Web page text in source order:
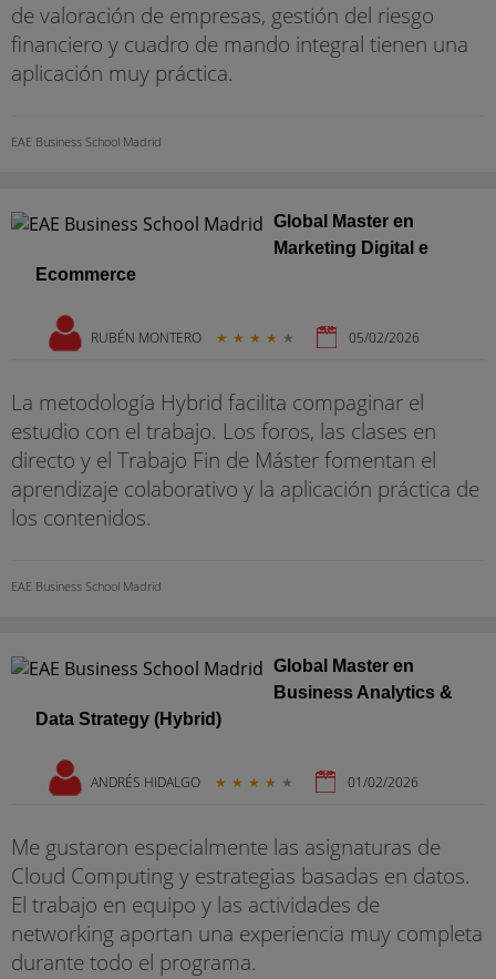
de valoración de empresas, gestión del riesgo
financiero y cuadro de mando integral tienen una
aplicación muy práctica.
EAE Business School Madrid
Global Master en
Marketing Digital e
Ecommerce
RUBÉN MONTERO ★ ★ ★ ★ ★ 05/02/2026
La metodología Hybrid facilita compaginar el
estudio con el trabajo. Los foros, las clases en
directo y el Trabajo Fin de Máster fomentan el
aprendizaje colaborativo y la aplicación práctica de
los contenidos.
EAE Business School Madrid
Global Master en
Business Analytics &
Data Strategy (Hybrid)
ANDRÉS HIDALGO ★ ★ ★ ★ ★ 01/02/2026
Me gustaron especialmente las asignaturas de
Cloud Computing y estrategias basadas en datos.
El trabajo en equipo y las actividades de
networking aportan una experiencia muy completa
durante todo el programa.